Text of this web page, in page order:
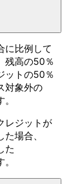
に比例して
残高の50％
ットの50％
対象外の
レジットが
た場合、
た